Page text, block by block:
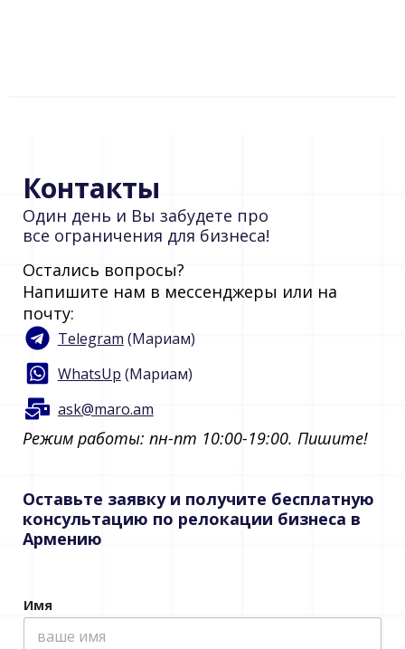
Контакты
Один день и Вы забудете про
все ограничения для бизнеса!
Остались вопросы?
Напишите нам в мессенджеры или на
почту:
Telegram (Мариам)
WhatsUp (Мариам)
ask@maro.am
Режим работы: пн-пт 10:00-19:00. Пишите!​
Оставьте заявку и получите бесплатную
консультацию по релокации бизнеса в
Армению
Имя